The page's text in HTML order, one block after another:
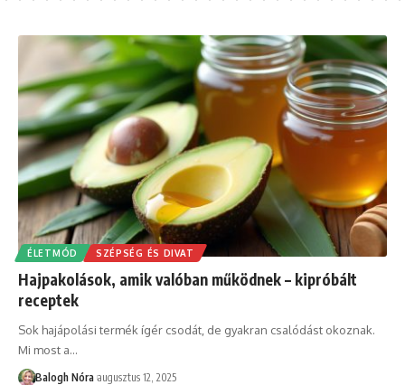
ÉLETMÓD SZÉPSÉG ÉS DIVAT
Hajpakolások, amik valóban működnek – kipróbált
receptek
Sok hajápolási termék ígér csodát, de gyakran csalódást okoznak.
Mi most a…
Balogh Nóra augusztus 12, 2025